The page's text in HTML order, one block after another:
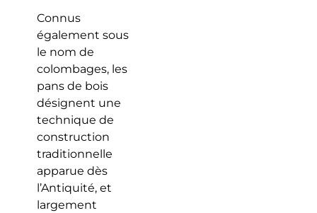
Connus
également sous
le nom de
colombages, les
pans de bois
désignent une
technique de
construction
traditionnelle
apparue dès
l’Antiquité, et
largement